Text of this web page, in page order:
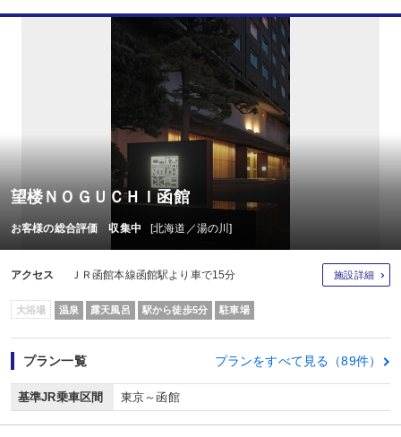
望楼ＮＯＧＵＣＨＩ函館
お客様の総合評価 収集中 [北海道／湯の川]
アクセス ＪＲ函館本線函館駅より車で15分 施設詳細
大浴場 温泉 露天風呂 駅から徒歩5分 駐車場
プラン一覧 プランをすべて見る（89件）
基準JR乗車区間 東京～函館